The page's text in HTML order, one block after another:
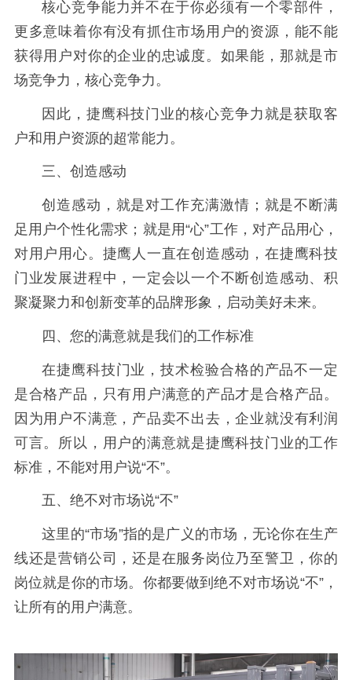
核心竞争能力并不在于你必须有一个零部件，
更多意味着你有没有抓住市场用户的资源，能不能
获得用户对你的企业的忠诚度。如果能，那就是市
场竞争力，核心竞争力。
因此，捷鹰科技门业的核心竞争力就是获取客
户和用户资源的超常能力。
三、创造感动
创造感动，就是对工作充满激情；就是不断满
足用户个性化需求；就是用“心”工作，对产品用心，
对用户用心。 捷鹰人一直在创造感动，在捷鹰科技
门业发展进程中，一定会以一个不断创造感动、积
聚凝聚力和创新变革的品牌形象，启动美好未来。
四、您的满意就是我们的工作标准
在捷鹰科技门业，技术检验合格的产品不一定
是合格产品，只有用户满意的产品才是合格产品。
因为用户不满意，产品卖不出去，企业就没有利润
可言。所以，用户的满意就是捷鹰科技门业的工作
标准，不能对用户说“不”。
五、绝不对市场说“不”
这里的“市场”指的是广义的市场，无论你在生产
线还是营销公司，还是在服务岗位乃至警卫，你的
岗位就是你的市场。你都要做到绝不对市场说“不”，
让所有的用户满意。